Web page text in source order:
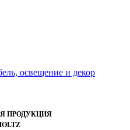
ПРОДУКЦИЯ